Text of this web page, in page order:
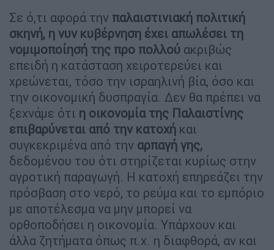
Σε ό,τι αφορά την παλαιστινιακή πολιτική
σκηνή, η νυν κυβέρνηση έχει απωλέσει τη
νομιμοποίησή της προ πολλού ακριβώς
επειδή η κατάσταση χειροτερεύει και
χρεώνεται, τόσο την ισραηλινή βία, όσο και
την οικονομική δυσπραγία. Δεν θα πρέπει να
ξεχνάμε ότι η οικονομία της Παλαιστίνης
επιβαρύνεται από την κατοχή και
συγκεκριμένα από την αρπαγή γης,
δεδομένου του ότι στηρίζεται κυρίως στην
αγροτική παραγωγή. Η κατοχή επηρεάζει την
πρόσβαση στο νερό, το ρεύμα και το εμπόριο
με αποτέλεσμα να μην μπορεί να
ορθοποδήσει η οικονομία. Υπάρχουν και
άλλα ζητήματα όπως π.χ. η διαφθορά, αν και